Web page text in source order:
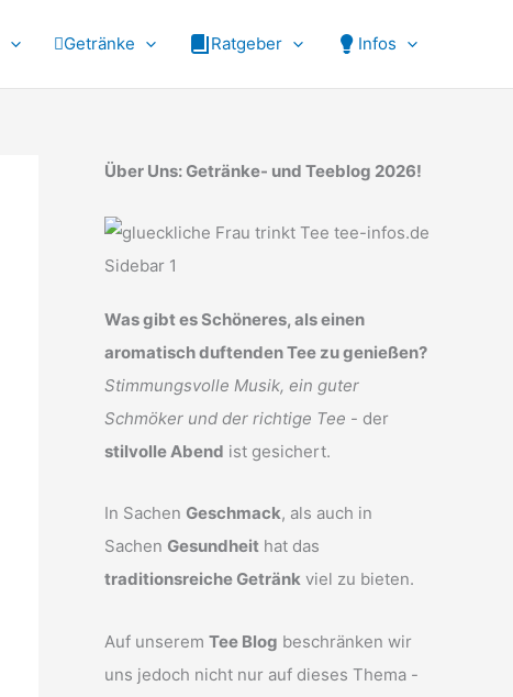
Getränke Ratgeber Infos
Über Uns: Getränke- und Teeblog 2026!
Was gibt es Schöneres, als einen
aromatisch duftenden Tee zu genießen?
Stimmungsvolle Musik, ein guter
Schmöker und der richtige Tee - der
stilvolle Abend ist gesichert.
In Sachen Geschmack, als auch in
Sachen Gesundheit hat das
traditionsreiche Getränk viel zu bieten.
Auf unserem Tee Blog beschränken wir
uns jedoch nicht nur auf dieses Thema -